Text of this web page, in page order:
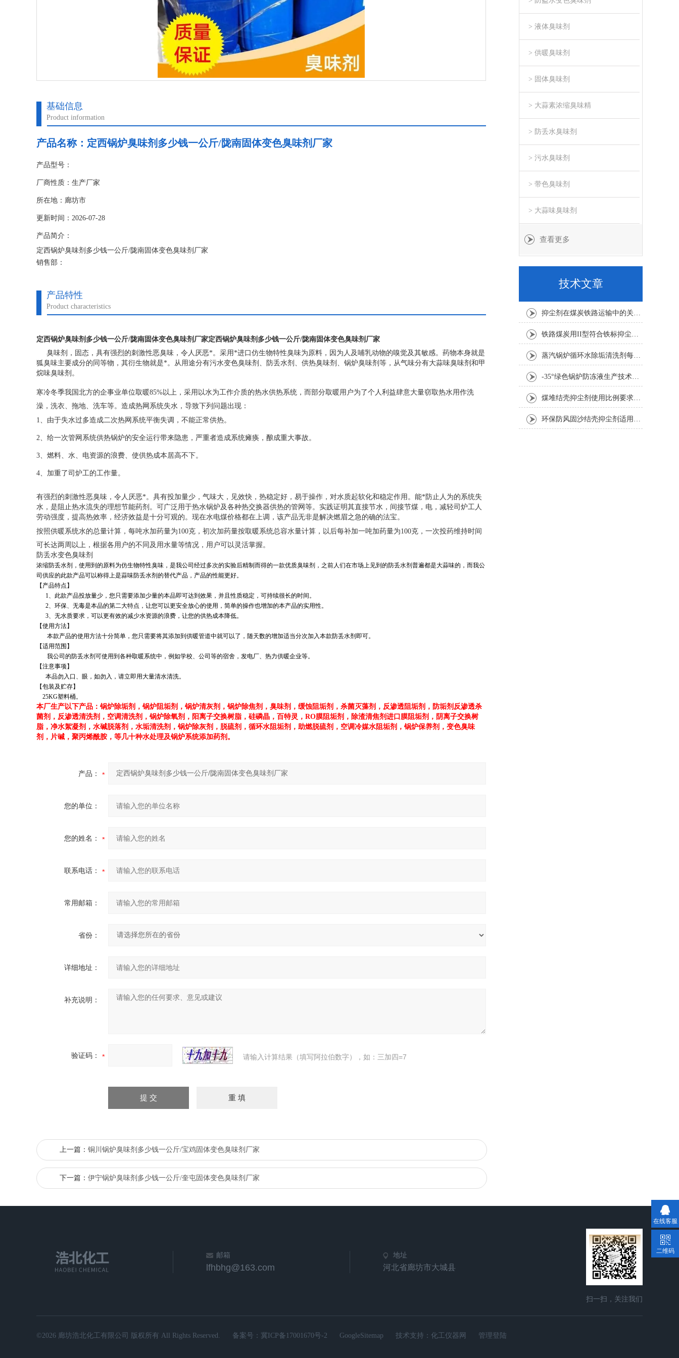
基础信息
Product information
产品名称： 定西锅炉臭味剂多少钱一公斤/陇南固体变色臭味剂厂家
产品型号：
厂商性质：生产厂家
所在地：廊坊市
更新时间：2026-07-28
产品简介：
定西锅炉臭味剂多少钱一公斤/陇南固体变色臭味剂厂家
销售部：
产品特性
Product characteristics
定西锅炉臭味剂多少钱一公斤/陇南固体变色臭味剂厂家定西锅炉臭味剂多少钱一公斤/陇南固体变色臭味剂厂家
臭味剂，固态，具有强烈的刺激性恶臭味，令人厌恶*。采用*进口仿生物特性臭味为原料，因为人及哺乳动物的嗅觉及其敏感。药物本身就是
狐臭味主要成分的同等物，其衍生物就是*。从用途分有污水变色臭味剂、防丢水剂、供热臭味剂、锅炉臭味剂等，从气味分有大蒜味臭味剂和甲
烷味臭味剂。
寒冷冬季我国北方的企事业单位取暖85%以上，采用以水为工作介质的热水供热系统，而部分取暖用户为了个人利益肆意大量窃取热水用作洗
澡，洗衣、拖地、洗车等。造成热网系统失水，导致下列问题出现：
1、由于失水过多造成二次热网系统平衡失调，不能正常供热。
2、给一次管网系统供热锅炉的安全运行带来隐患，严重者造成系统瘫痪，酿成重大事故。
3、燃料、水、电资源的浪费、使供热成本居高不下。
4、加重了司炉工的工作量。
有强烈的刺激性恶臭味，令人厌恶*。具有投加量少，气味大，见效快，热稳定好，易于操作，对水质起软化和稳定作用。能*防止人为的系统失
水，是阻止热水流失的理想节能药剂。可广泛用于热水锅炉及各种热交换器供热的管网等。实践证明其直接节水，间接节煤，电，减轻司炉工人
劳动强度，提高热效率，经济效益是十分可观的。现在水电煤价格都在上调，该产品无非是解决燃眉之急的确的法宝。
按照供暖系统水的总量计算，每吨水加药量为100克，初次加药量按取暖系统总容水量计算，以后每补加一吨加药量为100克，一次投药维持时间
可长达两周以上，根据各用户的不同及用水量等情况，用户可以灵活掌握。
防丢水变色臭味剂
浓缩防丢水剂，使用到的原料为仿生物特性臭味，是我公司经过多次的实验后精制而得的一款优质臭味剂，之前人们在市场上见到的防丢水剂普遍都是大蒜味的，而我公
司供应的此款产品可以称得上是蒜味防丢水剂的替代产品，产品的性能更好。
【产品特点】
1、此款产品投放量少，您只需要添加少量的本品即可达到效果，并且性质稳定，可持续很长的时间。
2、环保、无毒是本品的第二大特点，让您可以更安全放心的使用，简单的操作也增加的本产品的实用性。
3、无水质要求，可以更有效的减少水资源的浪费，让您的供热成本降低。
【使用方法】
本款产品的使用方法十分简单，您只需要将其添加到供暖管道中就可以了，随天数的增加适当分次加入本款防丢水剂即可。
【适用范围】
我公司的防丢水剂可使用到各种取暖系统中，例如学校、公司等的宿舍，发电厂、热力供暖企业等。
【注意事项】
本品勿入口、眼，如勿入，请立即用大量清水清洗。
【包装及贮存】
25KG塑料桶。
本厂生产以下产品： 锅炉除垢剂，锅炉阻垢剂，锅炉清灰剂，锅炉除焦剂，臭味剂，缓蚀阻垢剂，杀菌灭藻剂，反渗透阻垢剂，防垢剂反渗透杀
菌剂，反渗透清洗剂，空调清洗剂，锅炉除氧剂，阳离子交换树脂，硅磷晶，百特灵， RO膜阻垢剂，除渣清焦剂进口膜阻垢剂，阴离子交换树
脂，净水絮凝剂，水碱脱落剂，水垢清洗剂，锅炉除灰剂，脱硫剂，循环水阻垢剂，助燃脱硫剂，空调冷媒水阻垢剂，锅炉保养剂，变色臭味
剂，片碱，聚丙烯酰胺，等几十种水处理及锅炉系统添加药剂。
产品：
您的单位：
您的姓名：
联系电话：
常用邮箱：
省份：
详细地址：
补充说明：
验证码： 请输入计算结果（填写阿拉伯数字），如：三加四=7
上一篇： 铜川锅炉臭味剂多少钱一公斤/宝鸡固体变色臭味剂厂家
下一篇： 伊宁锅炉臭味剂多少钱一公斤/奎屯固体变色臭味剂厂家
> 液体臭味剂
> 供暖臭味剂
> 固体臭味剂
> 大蒜素浓缩臭味精
> 防丢水臭味剂
> 污水臭味剂
> 带色臭味剂
> 大蒜味臭味剂
查看更多
技术文章
抑尘剂在煤炭铁路运输中的关键应用是什么
铁路煤炭用II型符合铁标抑尘剂喷洒火车效果好
蒸汽锅炉循环水除垢清洗剂每吨水用量
-35°绿色锅炉防冻液生产技术要求
煤堆结壳抑尘剂使用比例要求1:100倍
环保防风固沙结壳抑尘剂适用要求
邮箱
lfhbhg@163.com
地址
河北省廊坊市大城县
扫一扫，关注我们
©2026 廊坊浩北化工有限公司 版权所有 All Rights Reserved. 备案号： 冀ICP备17001670号-2 GoogleSitemap 技术支持： 化工仪器网 管理登陆
在线客服
二维码